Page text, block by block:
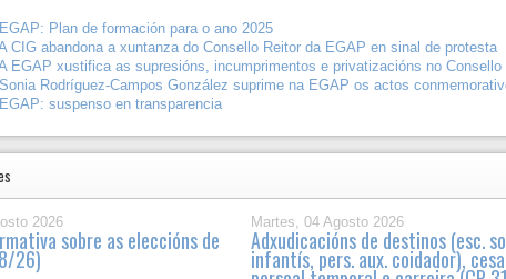
Plan de formación para o ano 2025
CIG abandona a xuntanza do Consello Reitor da EGAP en sinal de protesta
EGAP xustifica as supresións, incumprimentos e privatizacións no Consello
Rodríguez-Campos González suprime na EGAP os actos
suspenso en transparencia
2026
sobre as eleccións de
26)
Martes, 04 Agosto 2026
Adxudicacións de destinos (esc.
infantís, pers. aux. coidador),